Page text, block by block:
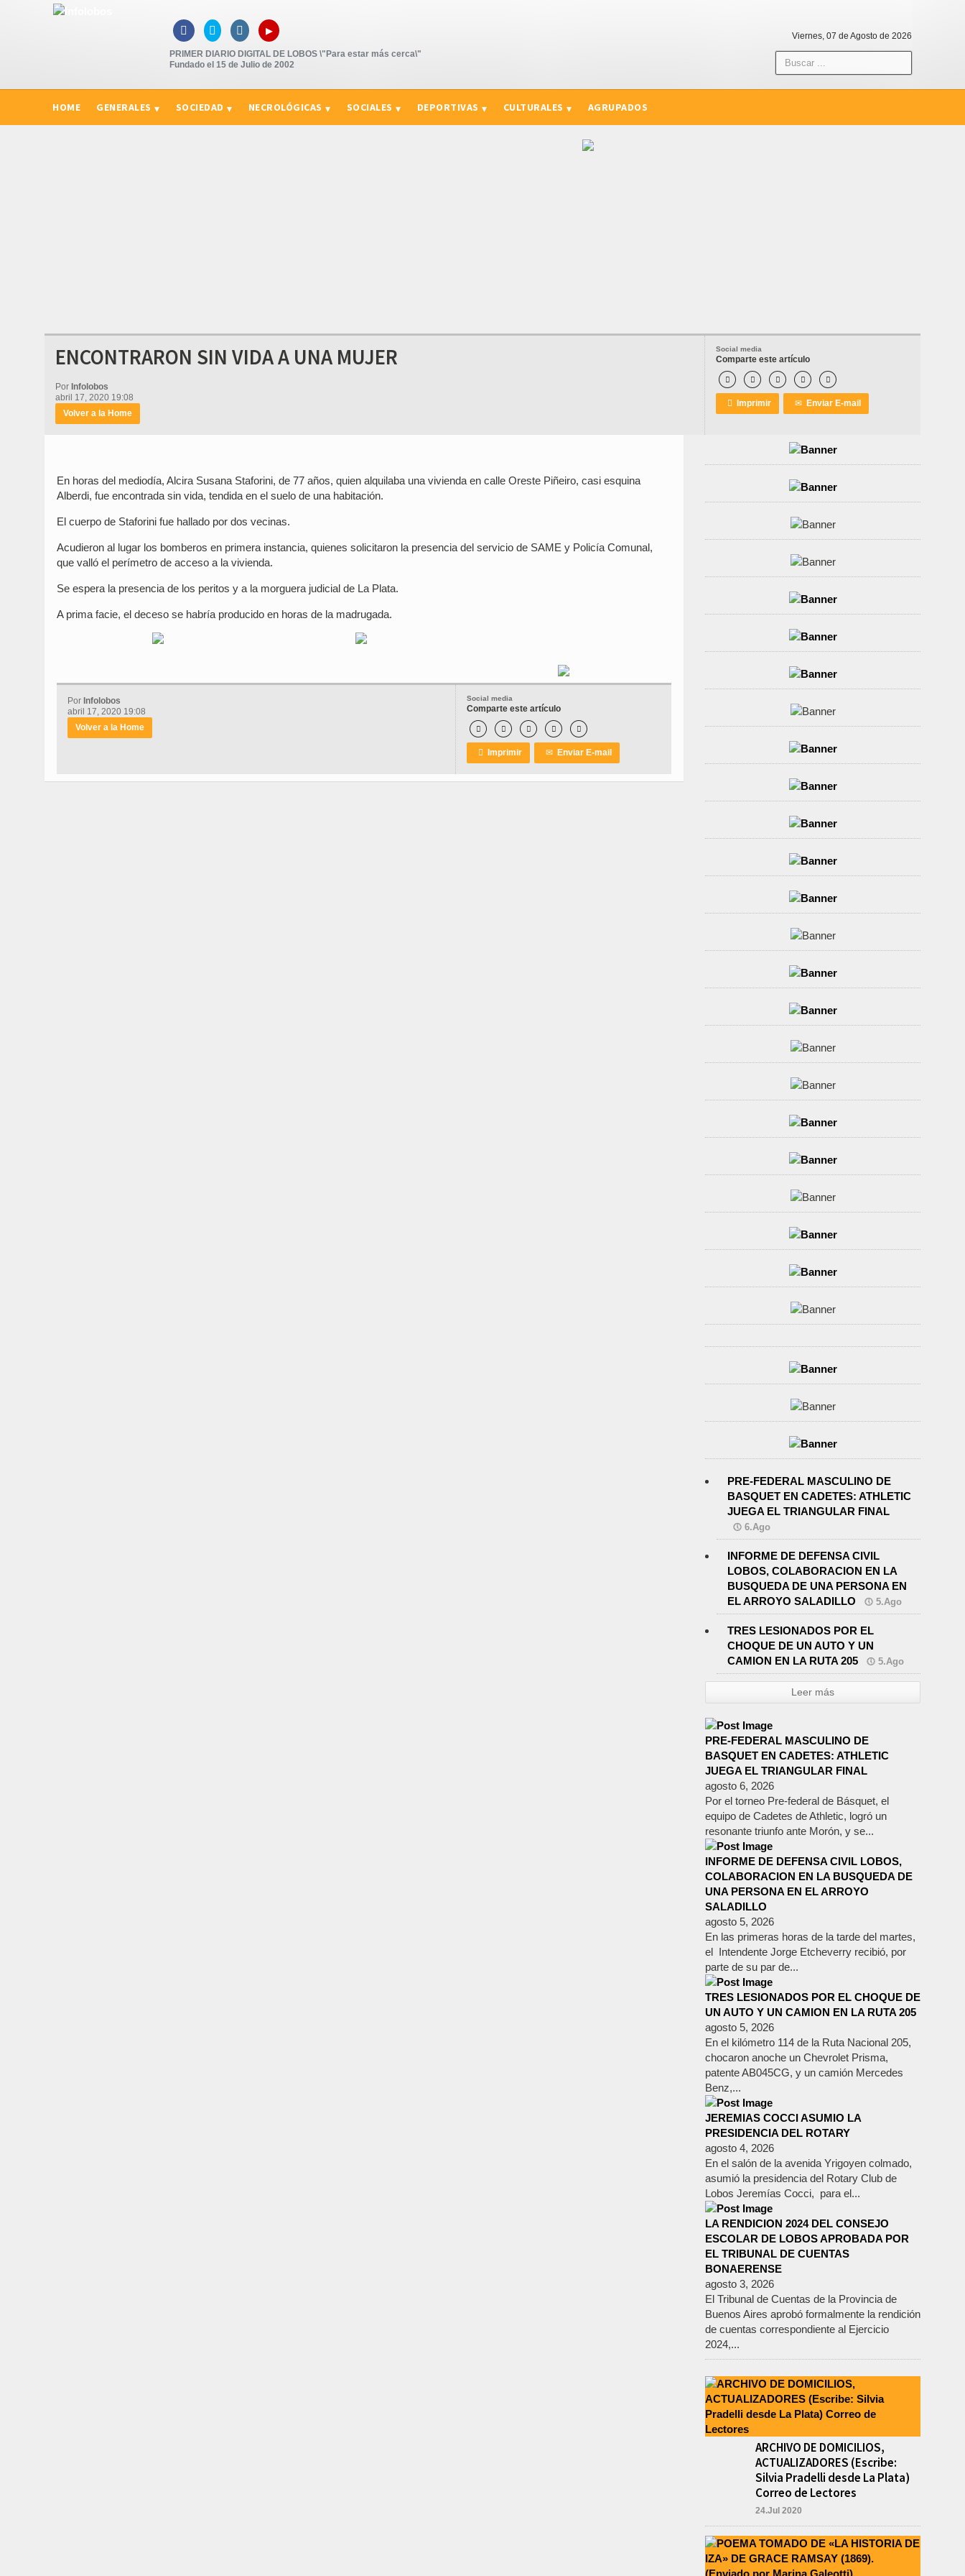
   ▸
PRIMER DIARIO DIGITAL DE LOBOS \"Para estar más cerca\"
Fundado el 15 de Julio de 2002
Viernes, 07 de Agosto de 2026
HOME GENERALES SOCIEDAD NECROLÓGICAS SOCIALES DEPORTIVAS CULTURALES AGRUPADOS
Social media
Comparte este artículo
    
 Imprimir ✉ Enviar E-mail
ENCONTRARON SIN VIDA A UNA MUJER
Por Infolobos
abril 17, 2020 19:08
Volver a la Home
En horas del mediodía, Alcira Susana Staforini, de 77 años, quien alquilaba una vivienda en calle Oreste Piñeiro, casi esquina
Alberdi, fue encontrada sin vida, tendida en el suelo de una habitación.
El cuerpo de Staforini fue hallado por dos vecinas.
Acudieron al lugar los bomberos en primera instancia, quienes solicitaron la presencia del servicio de SAME y Policía Comunal,
que valló el perímetro de acceso a la vivienda.
Se espera la presencia de los peritos y a la morguera judicial de La Plata.
A prima facie, el deceso se habría producido en horas de la madrugada.
Social media
Comparte este artículo
    
 Imprimir ✉ Enviar E-mail
Por Infolobos
abril 17, 2020 19:08
Volver a la Home
PRE-FEDERAL MASCULINO DE
BASQUET EN CADETES: ATHLETIC
JUEGA EL TRIANGULAR FINAL
6.Ago
INFORME DE DEFENSA CIVIL
LOBOS, COLABORACION EN LA
BUSQUEDA DE UNA PERSONA EN
EL ARROYO SALADILLO
5.Ago
TRES LESIONADOS POR EL
CHOQUE DE UN AUTO Y UN
CAMION EN LA RUTA 205
5.Ago
Leer más
PRE-FEDERAL MASCULINO DE
BASQUET EN CADETES: ATHLETIC
JUEGA EL TRIANGULAR FINAL
agosto 6, 2026
Por el torneo Pre-federal de Básquet, el
equipo de Cadetes de Athletic, logró un
resonante triunfo ante Morón, y se...
INFORME DE DEFENSA CIVIL LOBOS,
COLABORACION EN LA BUSQUEDA DE
UNA PERSONA EN EL ARROYO
SALADILLO
agosto 5, 2026
En las primeras horas de la tarde del martes,
el Intendente Jorge Etcheverry recibió, por
parte de su par de...
TRES LESIONADOS POR EL CHOQUE DE
UN AUTO Y UN CAMION EN LA RUTA 205
agosto 5, 2026
En el kilómetro 114 de la Ruta Nacional 205,
chocaron anoche un Chevrolet Prisma,
patente AB045CG, y un camión Mercedes
Benz,...
JEREMIAS COCCI ASUMIO LA
PRESIDENCIA DEL ROTARY
agosto 4, 2026
En el salón de la avenida Yrigoyen colmado,
asumió la presidencia del Rotary Club de
Lobos Jeremías Cocci, para el...
LA RENDICION 2024 DEL CONSEJO
ESCOLAR DE LOBOS APROBADA POR
EL TRIBUNAL DE CUENTAS
BONAERENSE
agosto 3, 2026
El Tribunal de Cuentas de la Provincia de
Buenos Aires aprobó formalmente la rendición
de cuentas correspondiente al Ejercicio
2024,...
ARCHIVO DE DOMICILIOS,
ACTUALIZADORES (Escribe:
Silvia Pradelli desde La Plata)
Correo de Lectores
24.Jul 2020